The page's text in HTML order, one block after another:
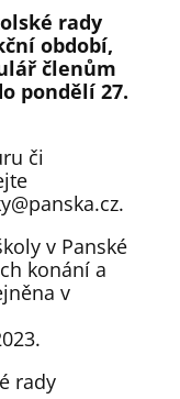
rady
období,
členům
pondělí 27.
či
v Panské
konání a
v
rady